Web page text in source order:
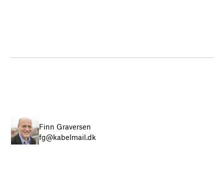
Finn Graversen
fg@kabelmail.dk